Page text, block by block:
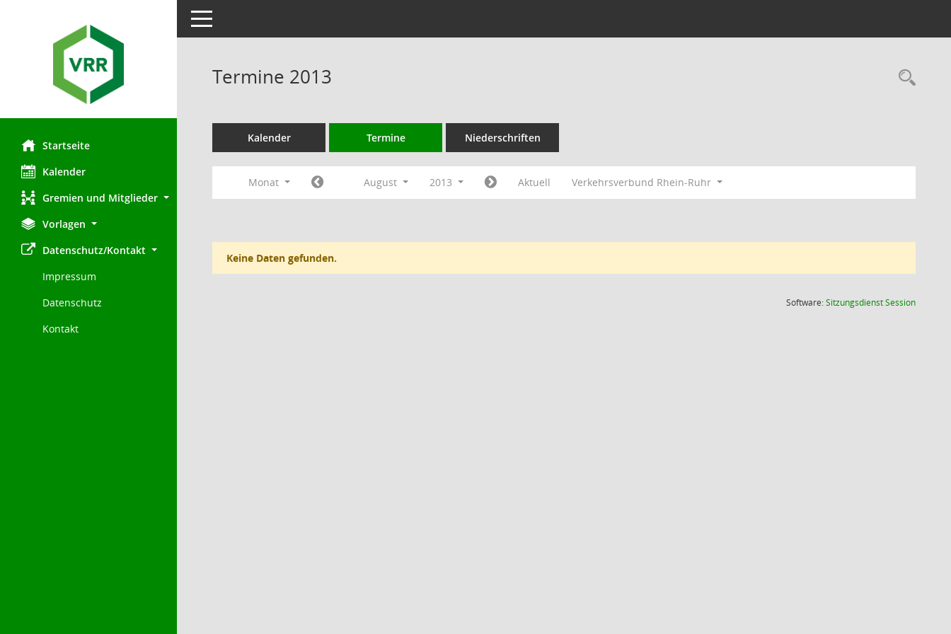
Startseite
Kalender
Gremien und Mitglieder
Vorlagen
Datenschutz/Kontakt
Impressum
Datenschutz
Kontakt
Toggle navigation
Termine 2013
Kalender Termine Niederschriften
Monat August 2013 Aktuell Verkehrsverbund Rhein-Ruhr
Keine Daten gefunden.
Software:SitzungsdienstSession(Wird in